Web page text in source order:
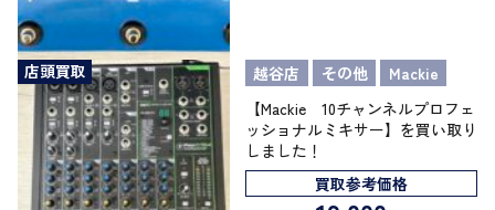
店頭買取 越谷店 その他
Mackie
【Mackie 10チャンネルプロフェ
ッショナルミキサー】を買い取り
しました！
買取参考価格